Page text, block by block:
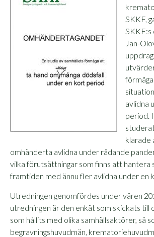
SKKF,
SKKF:s
Jan-
avlidna
period.
klarade
omhänderta avlidna under rådande
vilka förutsättningar som finns att hantera
framtiden med ännu fler avlidna under en
Utredningen genomfördes under våren
utredningen är den enkät som skickats till
som hållits med olika samhällsaktörer, så
begravningshuvudmän,